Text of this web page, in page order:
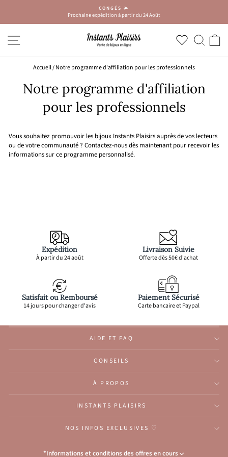
contenu
Diaporama
Pause
CONGÉS ☀️
Prochaine expédition à partir du 24 Août
Accueil/Notre programme d'affiliation pour les professionnels
Notre programme d'affiliation
pour les professionnels
Vous souhaitez promouvoir les bijoux Instants Plaisirs auprès de vos lecteurs
ou de votre communauté ? Contactez-nous dès maintenant pour recevoir les
informations sur ce programme personnalisé.
Expédition
À partir du 24 août
Livraison Suivie
Offerte dès 50€ d'achat
Satisfait ou Remboursé
14 jours pour changer d'avis
Paiement Sécurisé
Carte bancaire et Paypal
AIDE ET FAQ
CONSEILS
À PROPOS
INSTANTS PLAISIRS
NOS INFOS EXCLUSIVES ♡
*Informations et conditions des offres en cours